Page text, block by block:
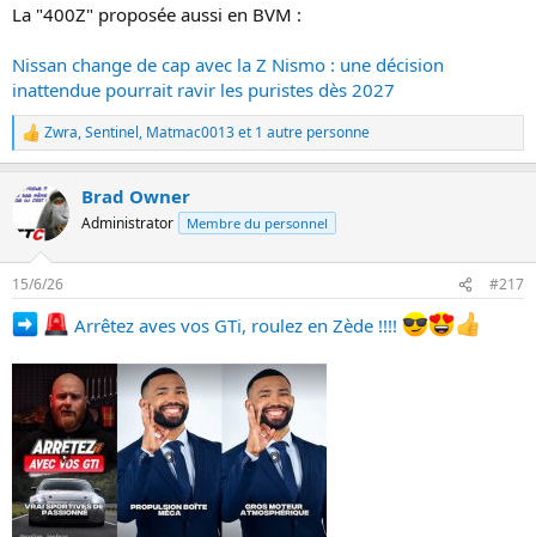
n
:
La "400Z" proposée aussi en BVM :
Nissan change de cap avec la Z Nismo : une décision
inattendue pourrait ravir les puristes dès 2027
L
e
r
a
i
o
n
:
Zwra,Sentinel, Matmac0013et 1 autre personne
Brad Owner
Administrator Membre du personnel
15/6/26 #217
Arrêtez aves vos GTi, roulez en Zède !!!!